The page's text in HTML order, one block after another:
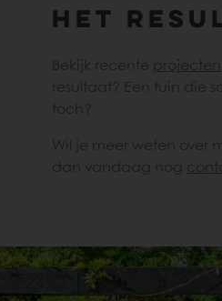
Het
Bekijk recente projecten
resultaat? Een tuin die
toch?
Wil je meer weten over
dan vandaag nog